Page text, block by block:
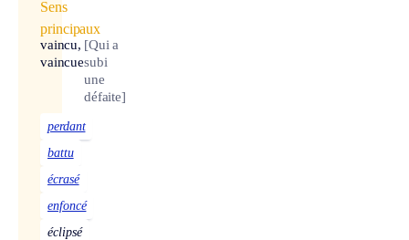
Sens
principaux
vaincu,
vaincue
[Qui a
subi
une
défaite]
perdant
battu
écrasé
enfoncé
éclipsé